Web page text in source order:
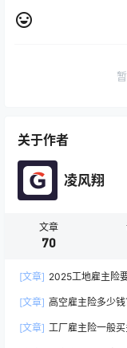
关于作者
凌风翔
文章
70
[文章] 2025工地雇主险
[文章] 高空雇主险多少
[文章] 工厂雇主险一般